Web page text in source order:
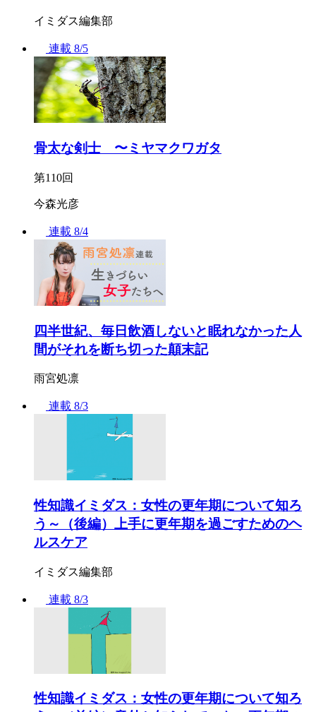
イミダス編集部
連載 8/5
骨太な剣士 〜ミヤマクワガタ
第110回
今森光彦
連載 8/4
四半世紀、毎日飲酒しないと眠れなかった人
間がそれを断ち切った顛末記
雨宮処凛
連載 8/3
性知識イミダス：女性の更年期について知ろ
う～（後編）上手に更年期を過ごすためのヘ
ルスケア
イミダス編集部
連載 8/3
性知識イミダス：女性の更年期について知ろ